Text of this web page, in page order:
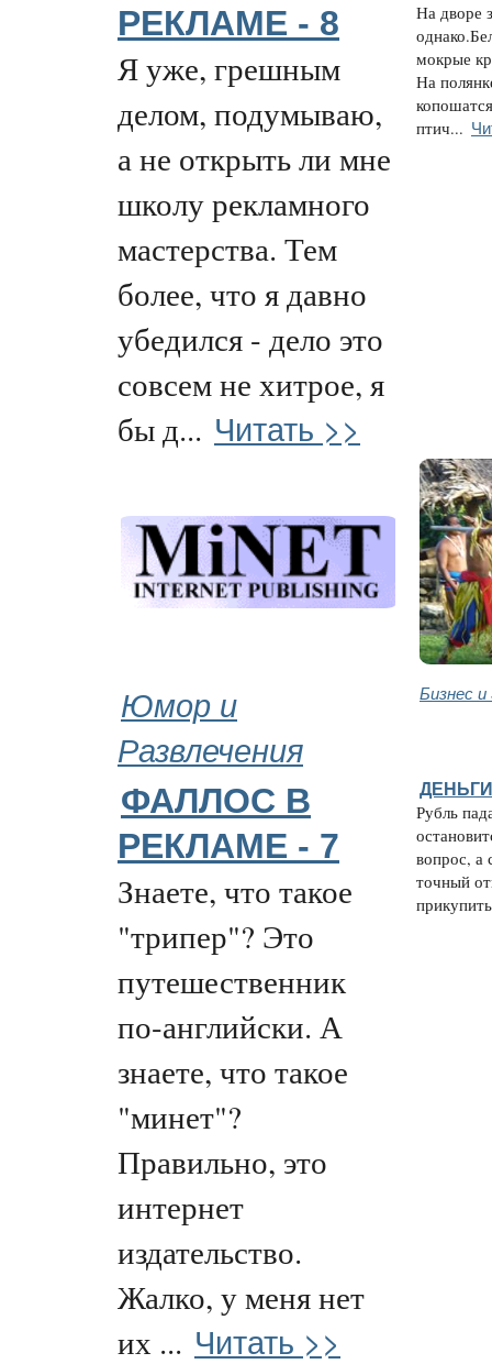
РЕКЛАМЕ - 8
Я уже, грешным
делом, подумываю,
а не открыть ли мне
школу рекламного
мастерства. Тем
более, что я давно
убедился - дело это
совсем не хитрое, я
бы д... Читать >>
На дворе
мокрые
На
птич...
Юмор и
Развлечения
Бизнес
ФАЛЛОС В
РЕКЛАМЕ - 7
Знаете, что такое
"трипер"? Это
путешественник
по-английски. А
знаете, что такое
"минет"?
Правильно, это
интернет
издательство.
Жалко, у меня нет
их ... Читать >>
Рубль
вопрос, а
точный